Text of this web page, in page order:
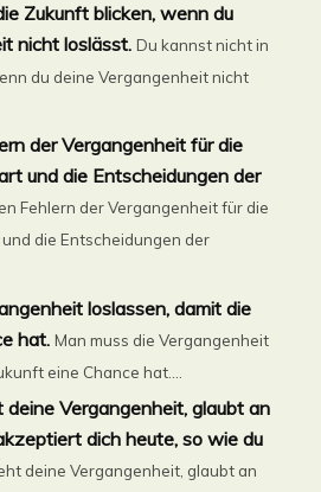
Zukunft blicken, wenn du
nicht loslässt. Du kannst nicht in
du deine Vergangenheit nicht
der Vergangenheit für die
und die Entscheidungen der
Fehlern der Vergangenheit für die
die Entscheidungen der
loslassen, damit die
hat. Man muss die Vergangenheit
eine Chance hat....
deine Vergangenheit, glaubt an
dich heute, so wie du
deine Vergangenheit, glaubt an